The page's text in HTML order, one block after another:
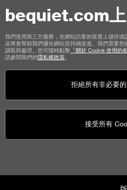
bequiet.com
我們使用第三方服務，在網站訪客的裝置上儲存或
這將會幫助我們優化網站並持續改進。我們需要您
讀取與處理。您可隨時點擊 「關於 Cookie 使用的
請參閱我們的隱私權政策
拒絕所有非必要
接受所有
聯絡我們
使用條款 隱私權 Cookies
版本
商店顧客通用條款
取消政策 付款
© be quiet! 2026 版權所有